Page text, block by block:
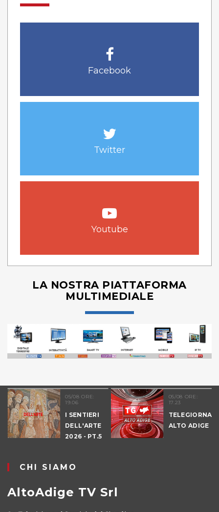
Facebook
Twitter
Youtube
LA NOSTRA PIATTAFORMA
MULTIMEDIALE
05/08 ORE:
19.06
I SENTIERI
DELL'ARTE
2026 - PT.5
05/08 ORE:
17.23
TELEGIORNALE
ALTO ADIGE
CHI SIAMO
AltoAdige TV Srl